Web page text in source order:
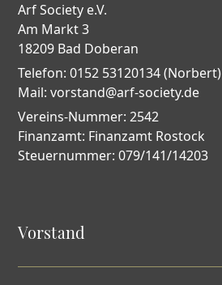
Arf Society e.V.
Am Markt 3
18209 Bad Doberan
Telefon: 0152 53120134 (Norbert)
Mail: vorstand@arf-society.de
Vereins-Nummer: 2542
Finanzamt: Finanzamt Rostock
Steuernummer: 079/141/14203
Vorstand